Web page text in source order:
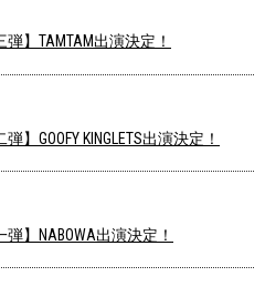
】TAMTAM出演決定！
】GOOFY KINGLETS出演決定！
】NABOWA出演決定！